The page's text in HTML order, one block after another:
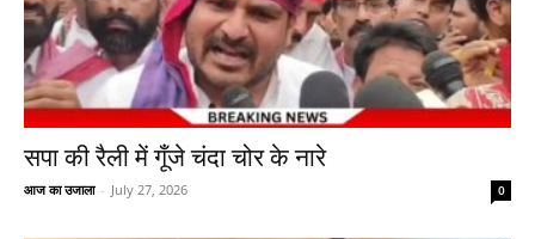
सपा की रैली में गूँजे चंदा चोर के नारे
आज का उजाला - July 27, 2026 0